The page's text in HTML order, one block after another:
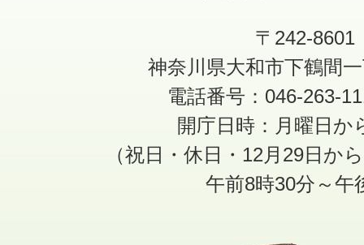
〒242-8601
神奈川県大和市下鶴間
電話番号：046-263-
開庁日時：月曜日か
（祝日・休日・12月29日か
午前8時30分～午